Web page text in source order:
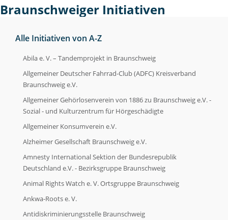
Braunschweiger Initiativen
Soziale Initiativen
Soziale Initiativen
Ökologische Initiativen
Ökologische Initiativen
Politische Initiativen
Alle Initiativen von A-Z
Abila e. V. – Tandemprojekt in Braunschweig
Allgemeiner Deutscher Fahrrad-Club (ADFC) Kreisverband
Braunschweig e.V.
Allgemeiner Gehörlosenverein von 1886 zu Braunschweig e.V. -
Sozial - und Kulturzentrum für Hörgeschädigte
Allgemeiner Konsumverein e.V.
Alzheimer Gesellschaft Braunschweig e.V.
Amnesty International Sektion der Bundesrepublik
Deutschland e.V. - Bezirksgruppe Braunschweig
Animal Rights Watch e. V. Ortsgruppe Braunschweig
Ankwa-Roots e. V.
Antidiskriminierungsstelle Braunschweig